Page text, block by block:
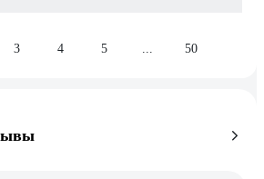
3 4 5 50